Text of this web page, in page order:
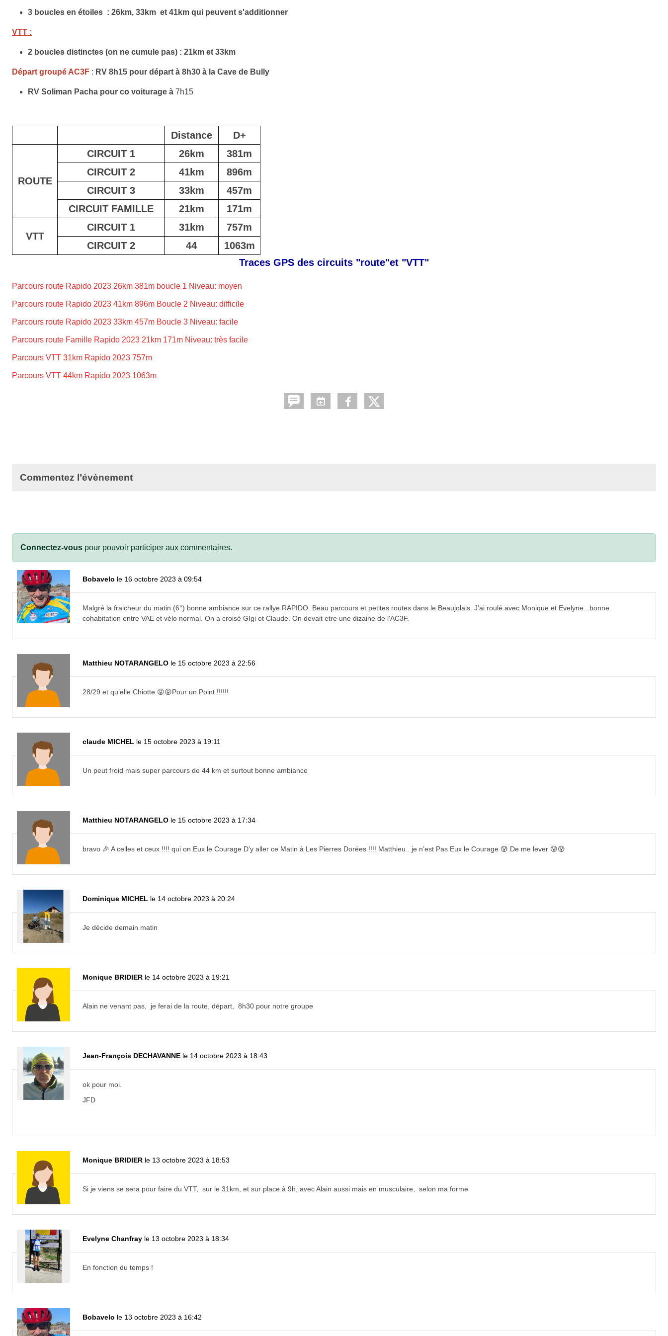
3 boucles en étoiles : 26km, 33km et 41km qui peuvent s'additionner
VTT :
2 boucles distinctes (on ne cumule pas) : 21km et 33km
Départ groupé AC3F : RV 8h15 pour départ à 8h30 à la Cave de Bully
RV Soliman Pacha pour co voiturage à 7h15
Distance D+
ROUTE
CIRCUIT 1 26km
381m
CIRCUIT 2
41km
896m
CIRCUIT 3
33km
457m
CIRCUIT FAMILLE
21km 171m
VTT
CIRCUIT 1 31km
757m
CIRCUIT 2
44
1063m
Traces GPS des circuits "route"et "VTT"
Parcours route Rapido 2023 26km 381m boucle 1 Niveau: moyen
Parcours route Rapido 2023 41km 896m Boucle 2 Niveau: difficile
Parcours route Rapido 2023 33km 457m Boucle 3 Niveau: facile
Parcours route Famille Rapido 2023 21km 171m Niveau: très facile
Parcours VTT 31km Rapido 2023 757m
Parcours VTT 44km Rapido 2023 1063m
Commentez l’évènement
Connectez-vous pour pouvoir participer aux commentaires.
Bobavelo le 16 octobre 2023 à 09:54
Malgré la fraicheur du matin (6°) bonne ambiance sur ce rallye RAPIDO. Beau parcours et petites routes dans le Beaujolais. J'ai roulé avec Monique et Evelyne...bonne
cohabitation entre VAE et vélo normal. On a croisé GIgi et Claude. On devait etre une dizaine de l'AC3F.
Matthieu NOTARANGELO le 15 octobre 2023 à 22:56
28/29 et qu’elle Chiotte 😡😡Pour un Point !!!!!!
claude MICHEL le 15 octobre 2023 à 19:11
Un peut froid mais super parcours de 44 km et surtout bonne ambiance
Matthieu NOTARANGELO le 15 octobre 2023 à 17:34
bravo 🎉 A celles et ceux !!!! qui on Eux le Courage D’y aller ce Matin à Les Pierres Dorées !!!! Matthieu.. je n’est Pas Eux le Courage 😰 De me lever 😰😰
Dominique MICHEL le 14 octobre 2023 à 20:24
Je décide demain matin
Monique BRIDIER le 14 octobre 2023 à 19:21
Alain ne venant pas, je ferai de la route, départ, 8h30 pour notre groupe
Jean-François DECHAVANNE le 14 octobre 2023 à 18:43
ok pour moi.
JFD
Monique BRIDIER le 13 octobre 2023 à 18:53
Si je viens se sera pour faire du VTT, sur le 31km, et sur place à 9h, avec Alain aussi mais en musculaire, selon ma forme
Evelyne Chanfray le 13 octobre 2023 à 18:34
En fonction du temps !
Bobavelo le 13 octobre 2023 à 16:42